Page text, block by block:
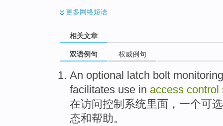
更多网络短语
相关文章
双语例句 权威例句
An optional latch bolt monitoring
facilitates use in access control
在访问控制 系统里面， 一个可选
态和帮助。